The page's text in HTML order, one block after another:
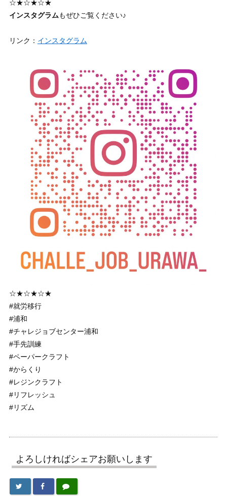
☆★☆★☆★
インスタグラムもぜひご覧ください♪
リンク： インスタグラム
☆★☆★☆★
#就労移行
#浦和
#チャレジョブセンター浦和
#手先訓練
#ペーパークラフト
#からくり
#レジンクラフト
#リフレッシュ
#リズム
よろしければシェアお願いします